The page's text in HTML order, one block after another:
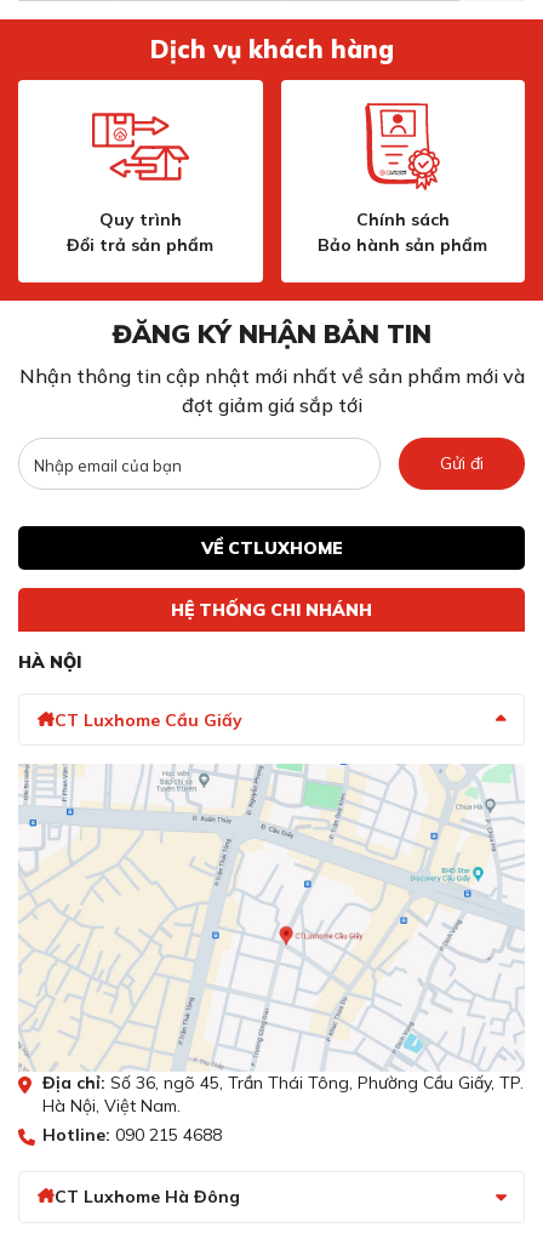
Dịch vụ khách hàng
Quy trình
Đổi trả sản phẩm
Chính sách
Bảo hành sản phẩm
ĐĂNG KÝ NHẬN BẢN TIN
Nhận thông tin cập nhật mới nhất về sản phẩm mới và
đợt giảm giá sắp tới
Gửi đi
VỀ CTLUXHOME
HỆ THỐNG CHI NHÁNH
HÀ NỘI
CT Luxhome Cầu Giấy
Địa chỉ: Số 36, ngõ 45, Trần Thái Tông, Phường Cầu Giấy, TP.
Hà Nội, Việt Nam.
Hotline: 090 215 4688
CT Luxhome Hà Đông